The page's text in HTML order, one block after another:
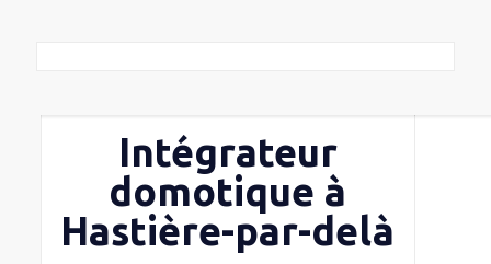
Intégrateur
domotique à
Hastière-par-delà